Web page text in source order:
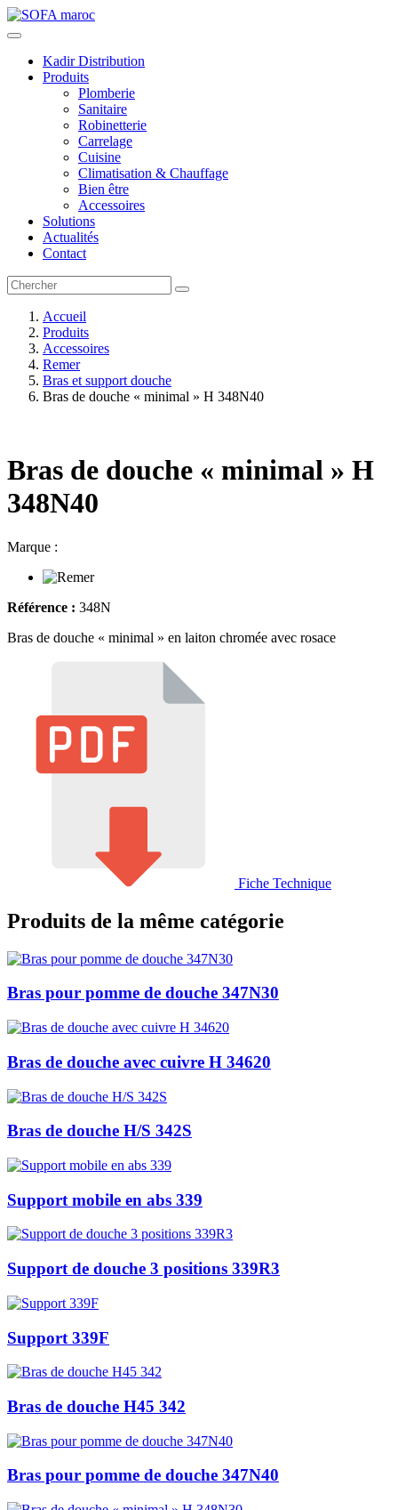
Kadir Distribution
Produits
Plomberie
Sanitaire
Robinetterie
Carrelage
Cuisine
Climatisation & Chauffage
Bien être
Accessoires
Solutions
Actualités
Contact
Accueil
Produits
Accessoires
Remer
Bras et support douche
Bras de douche « minimal » H 348N40
Bras de douche « minimal » H
348N40
Marque :
Référence : 348N
Bras de douche « minimal » en laiton chromée avec rosace
Fiche Technique
Produits de la même catégorie
Bras pour pomme de douche 347N30
Bras de douche avec cuivre H 34620
Bras de douche H/S 342S
Support mobile en abs 339
Support de douche 3 positions 339R3
Support 339F
Bras de douche H45 342
Bras pour pomme de douche 347N40